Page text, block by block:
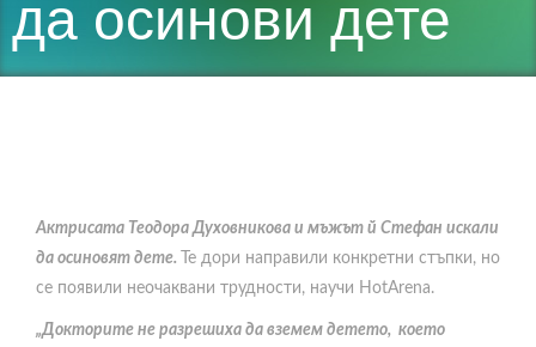
Актрисата Теодора Духовникова и мъжът й Стефан искали
да осиновят дете.
Те дори направили конкретни стъпки, но
се появили неочаквани трудности, научи HotArena.
„Докторите не разрешиха да вземем детето, което